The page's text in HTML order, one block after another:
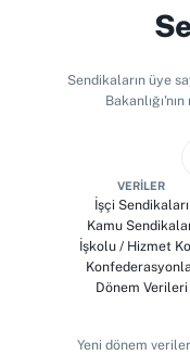
Sendikaların üye
VERILER
İşçi Sendikaları
Kamu
İşkolu / Hizmet
Dönem Verileri
Yeni dönem